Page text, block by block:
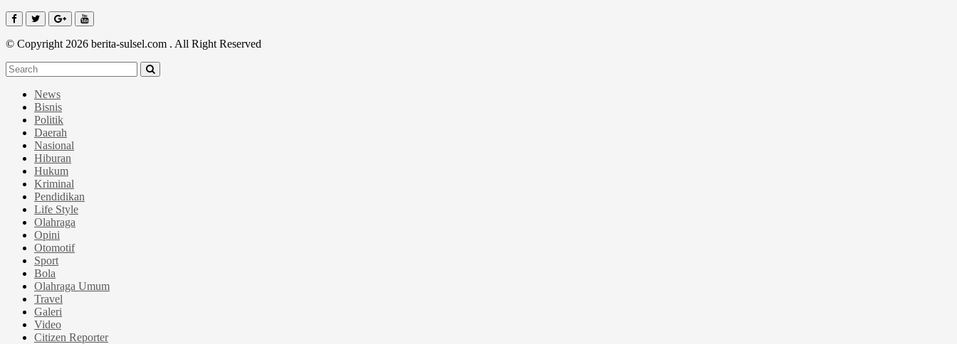
© Copyright 2026 berita-sulsel.com . All Right Reserved
News
Bisnis
Politik
Daerah
Nasional
Hiburan
Hukum
Kriminal
Pendidikan
Life Style
Olahraga
Opini
Otomotif
Sport
Bola
Olahraga Umum
Travel
Galeri
Video
Citizen Reporter